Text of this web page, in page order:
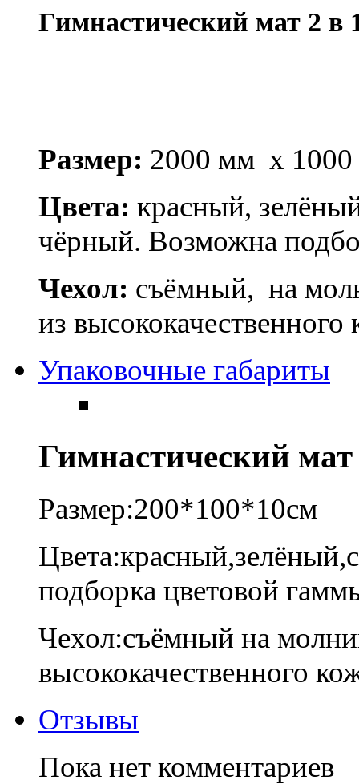
Гимнастический мат 2 в
Размер: 2000 мм х
Цвета: красный,
чёрный. Возможна
Чехол: съёмный, на
из
Упаковочные габариты
Гимнастический
Размер:200*100*10см
подборка цветовой
Чехол:съёмный на
высококачественного
Отзывы
Пока нет комментариев